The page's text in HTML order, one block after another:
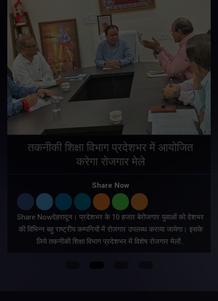
तकनीकी शिक्षा विभाग प्रदेशभर में आयोजित
करेगा रोजगार मेले
Share Now
Share Nowदेहरादून। प्रदेशभर के 10 हजार बेरोजगार युवाओं को देशभर
की विभिन्न बहु राष्ट्रीय कम्पनियों में रोजगार उपलब्ध कराया जायेगा। इसके
लिये तकनीकी शिक्षा विभाग प्रदेशभर में विशेष रोजगार मेलों…